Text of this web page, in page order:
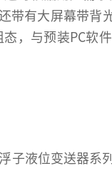
带有大屏幕带背
态，与预装PC软
子液位变送器系